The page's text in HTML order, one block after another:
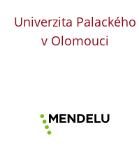
Univerzita Palackého
v Olomouci